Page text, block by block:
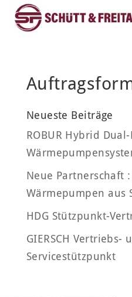
Neueste Beiträge
ROBUR Hybrid
Neue Partnerschaft :
Wärmepumpen aus
HDG Stützpunkt-
GIERSCH Vertriebs-
Servicestützpunkt